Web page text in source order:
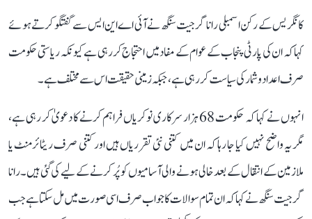
کانگریس کے رکن اسمبلی رانا گرجیت سنگھ نے آئی اے این ایس سے گفتگو کرتے ہوئے
کہا کہ ان کی پارٹی پنجاب کے عوام کے مفاد میں احتجاج کر رہی ہے کیونکہ ریاستی حکومت
صرف اعداد و شمار کی سیاست کر رہی ہے، جبکہ زمینی حقیقت اس سے مختلف ہے۔
انہوں نے کہا کہ حکومت 68 ہزار سرکاری نوکریاں فراہم کرنے کا دعویٰ کر رہی ہے،
مگر یہ واضح نہیں کیا جا رہا کہ ان میں کتنی نئی تقرریاں ہیں اور کتنی صرف ریٹائرمنٹ یا
ملازمین کے انتقال کے بعد خالی ہونے والی آسامیوں کو پُر کرنے کے لیے کی گئی ہیں۔ رانا
گرجیت سنگھ نے کہا کہ ان تمام سوالات کا جواب صرف اسی صورت میں مل سکتا ہے جب